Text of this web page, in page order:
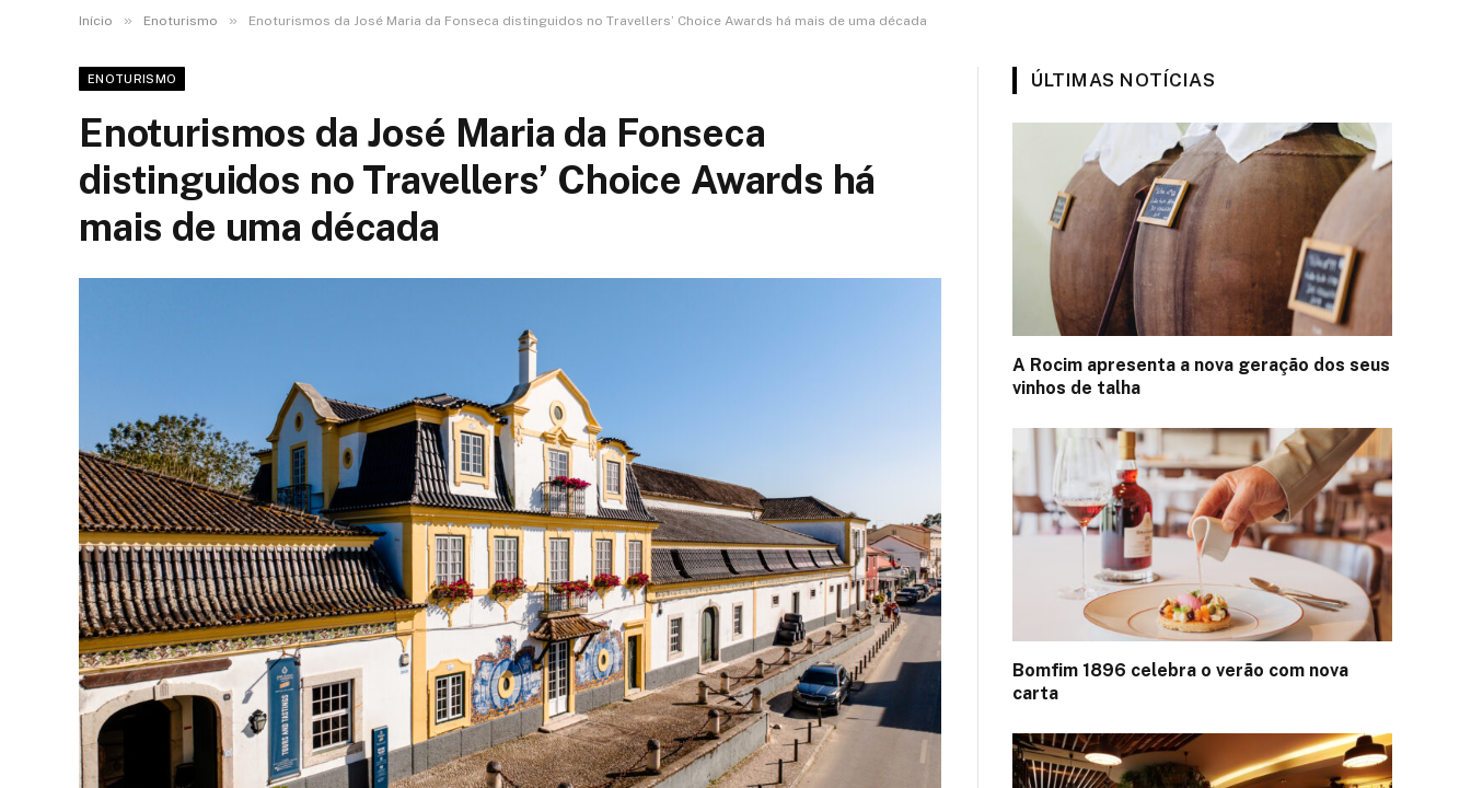
Início » Enoturismo » Enoturismos da José Maria da Fonseca distinguidos no Travellers’ Choice Awards há mais de uma década
ENOTURISMO
Enoturismos da José Maria da Fonseca
distinguidos no Travellers’ Choice Awards há
mais de uma década
ÚLTIMAS NOTÍCIAS
A Rocim apresenta a nova geração dos seus
vinhos de talha
Bomfim 1896 celebra o verão com nova
carta